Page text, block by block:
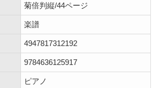
菊倍判縦/44ページ
楽譜
4947817312192
9784636125917
ピアノ